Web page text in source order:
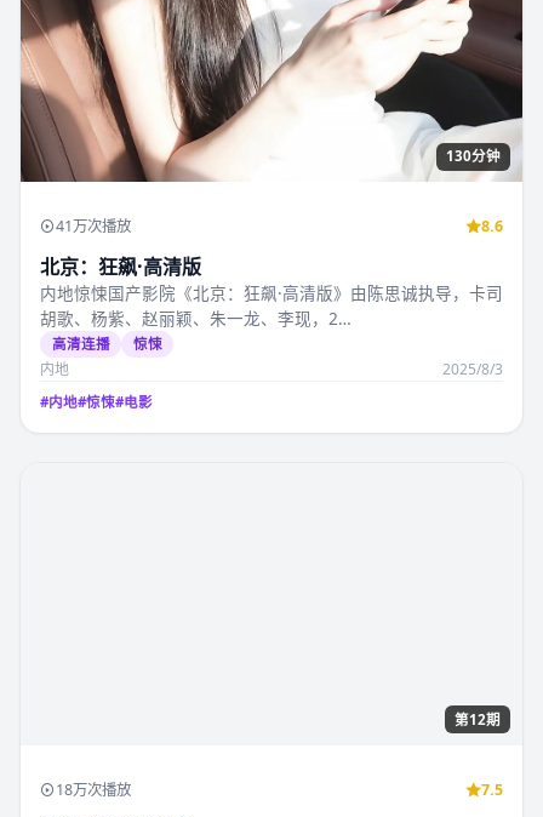
130分钟
41万次播放 8.6
北京：狂飙·高清版
内地惊悚国产影院《北京：狂飙·高清版》由陈思诚执导，卡司
胡歌、杨紫、赵丽颖、朱一龙、李现，2…
高清连播 惊悚
内地 2025/8/3
#内地#惊悚#电影